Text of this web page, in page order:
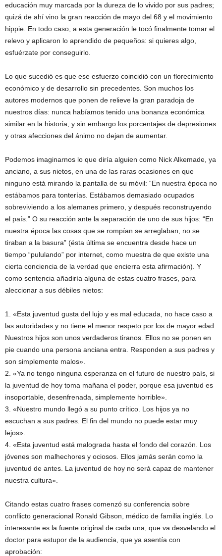
educación muy marcada por la dureza de lo vivido por sus padres;
quizá de ahí vino la gran reacción de mayo del 68 y el movimiento
hippie. En todo caso, a esta generación le tocó finalmente tomar el
relevo y aplicaron lo aprendido de pequeños: si quieres algo,
esfuérzate por conseguirlo.
Lo que sucedió es que ese esfuerzo coincidió con un florecimiento
económico y de desarrollo sin precedentes. Son muchos los
autores modernos que ponen de relieve la gran paradoja de
nuestros días: nunca habíamos tenido una bonanza económica
similar en la historia, y sin embargo los porcentajes de depresiones
y otras afecciones del ánimo no dejan de aumentar.
Podemos imaginarnos lo que diría alguien como Nick Alkemade, ya
anciano, a sus nietos, en una de las raras ocasiones en que
ninguno está mirando la pantalla de su móvil: “En nuestra época no
estábamos para tonterías. Estábamos demasiado ocupados
sobreviviendo a los alemanes primero, y después reconstruyendo
el país.” O su reacción ante la separación de uno de sus hijos: “En
nuestra época las cosas que se rompían se arreglaban, no se
tiraban a la basura” (ésta última se encuentra desde hace un
tiempo “pululando” por internet, como muestra de que existe una
cierta conciencia de la verdad que encierra esta afirmación). Y
como sentencia añadiría alguna de estas cuatro frases, para
aleccionar a sus débiles nietos:
1. «Esta juventud gusta del lujo y es mal educada, no hace caso a
las autoridades y no tiene el menor respeto por los de mayor edad.
Nuestros hijos son unos verdaderos tiranos. Ellos no se ponen en
pie cuando una persona anciana entra. Responden a sus padres y
son simplemente malos».
2. «Ya no tengo ninguna esperanza en el futuro de nuestro país, si
la juventud de hoy toma mañana el poder, porque esa juventud es
insoportable, desenfrenada, simplemente horrible».
3. «Nuestro mundo llegó a su punto crítico. Los hijos ya no
escuchan a sus padres. El fin del mundo no puede estar muy
lejos».
4. «Esta juventud está malograda hasta el fondo del corazón. Los
jóvenes son malhechores y ociosos. Ellos jamás serán como la
juventud de antes. La juventud de hoy no será capaz de mantener
nuestra cultura».
Citando estas cuatro frases comenzó su conferencia sobre
conflicto generacional Ronald Gibson, médico de familia inglés. Lo
interesante es la fuente original de cada una, que va desvelando el
doctor para estupor de la audiencia, que ya asentía con
aprobación: